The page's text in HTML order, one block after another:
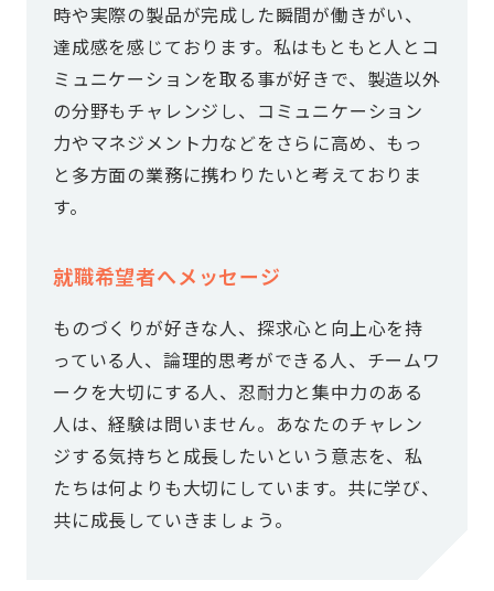
時や実際の製品が完成した瞬間が働きがい、
達成感を感じております。私はもともと人とコ
ミュニケーションを取る事が好きで、製造以外
の分野もチャレンジし、コミュニケーション
力やマネジメント力などをさらに高め、もっ
と多方面の業務に携わりたいと考えておりま
す。
就職希望者へメッセージ
ものづくりが好きな人、探求心と向上心を持
っている人、論理的思考ができる人、チームワ
ークを大切にする人、忍耐力と集中力のある
人は、経験は問いません。あなたのチャレン
ジする気持ちと成長したいという意志を、私
たちは何よりも大切にしています。共に学び、
共に成長していきましょう。